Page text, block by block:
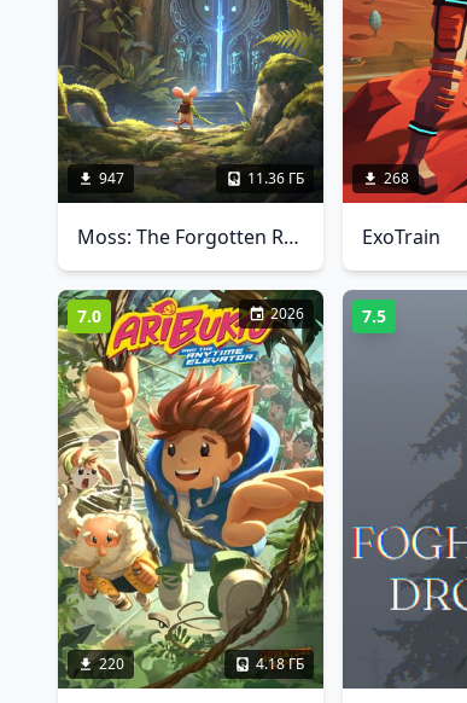
947 11.36 ГБ
Moss: The Forgotten Relic
268
ExoTrain
7.0 2026
220 4.18 ГБ
7.5